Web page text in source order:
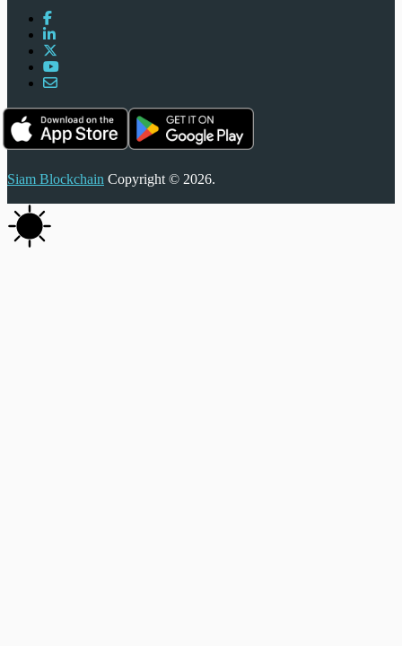
Siam Blockchain Copyright © 2026.